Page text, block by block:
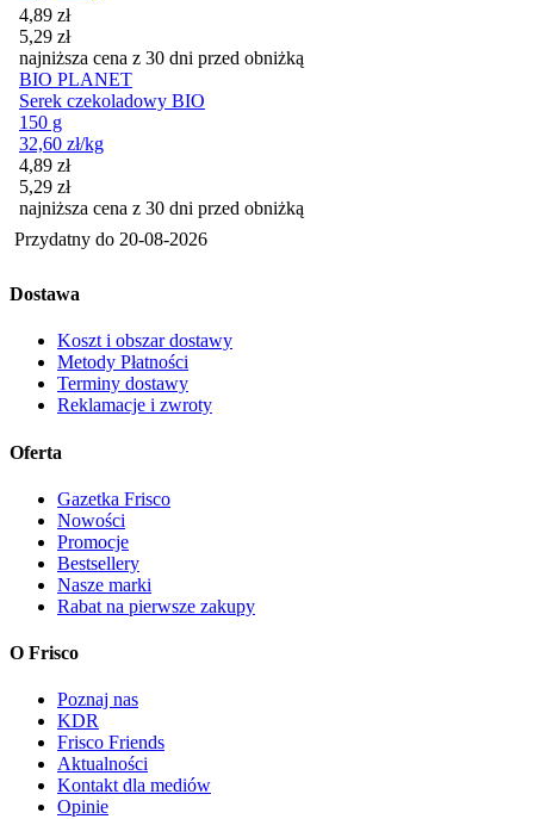
Cena promocyjna
4,89 zł
5,29 zł
najniższa cena z 30 dni przed obniżką
BIO PLANET
Serek czekoladowy BIO
150 g
32,60 zł/kg
Cena promocyjna
4,89 zł
5,29 zł
najniższa cena z 30 dni przed obniżką
Przydatny do 20-08-2026
Dostawa
Koszt i obszar dostawy
Metody Płatności
Terminy dostawy
Reklamacje i zwroty
Oferta
Gazetka Frisco
Nowości
Promocje
Bestsellery
Nasze marki
Rabat na pierwsze zakupy
O Frisco
Poznaj nas
KDR
Frisco Friends
Aktualności
Kontakt dla mediów
Opinie